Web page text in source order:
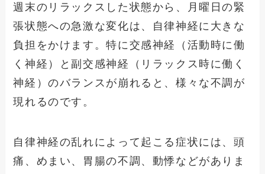
週末のリラックスした状態から、月曜日の緊
張状態への急激な変化は、自律神経に大きな
負担をかけます。特に交感神経（活動時に働
く神経）と副交感神経（リラックス時に働く
神経）のバランスが崩れると、様々な不調が
現れるのです。
自律神経の乱れによって起こる症状には、頭
痛、めまい、胃腸の不調、動悸などがありま